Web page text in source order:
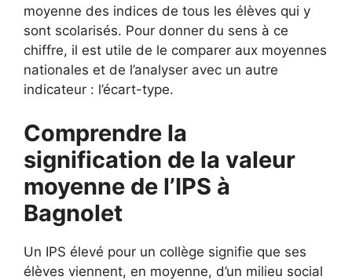
moyenne des indices de tous les élèves qui y
sont scolarisés. Pour donner du sens à ce
chiffre, il est utile de le comparer aux moyennes
nationales et de l’analyser avec un autre
indicateur : l’écart-type.
Comprendre la
signification de la valeur
moyenne de l’IPS à
Bagnolet
Un IPS élevé pour un collège signifie que ses
élèves viennent, en moyenne, d’un milieu social